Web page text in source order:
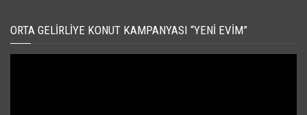
ORTA GELIRLIYE KONUT KAMPANYASI “YENI EVIM”